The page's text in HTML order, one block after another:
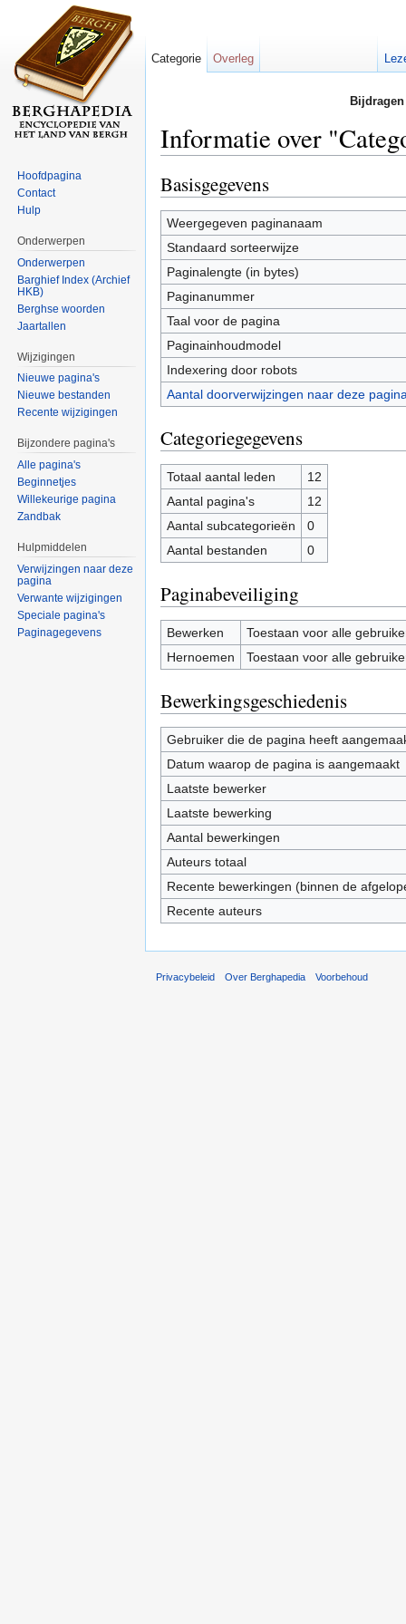
Informatie over
Basisgegevens
Weergegeven paginanaam
Standaard sorteerwijze
Paginalengte (in bytes)
Paginanummer
Taal voor de pagina
Paginainhoudmodel
Indexering door robots
Aantal doorverwijzingen naar deze
Categoriegegevens
Totaal aantal leden
12
Aantal pagina's
12
Aantal subcategorieën
0
Aantal bestanden
0
Paginabeveiliging
Bewerken
Toestaan voor alle
Hernoemen
Toestaan voor alle
Bewerkingsgeschiedenis
Gebruiker die de pagina heeft
Datum waarop de pagina is aangemaakt
Laatste bewerker
Laatste bewerking
Aantal bewerkingen
Auteurs totaal
Recente bewerkingen (binnen de
Recente auteurs
Categorie Overleg
Hoofdpagina
Contact
Hulp
Onderwerpen
Onderwerpen
Barghief Index (Archief
HKB)
Berghse woorden
Jaartallen
Wijzigingen
Nieuwe pagina's
Nieuwe bestanden
Recente wijzigingen
Bijzondere pagina's
Alle pagina's
Beginnetjes
Willekeurige pagina
Zandbak
Hulpmiddelen
Verwijzingen naar deze
pagina
Verwante wijzigingen
Speciale pagina's
Paginagegevens
Privacybeleid Over Berghapedia Voorbehoud